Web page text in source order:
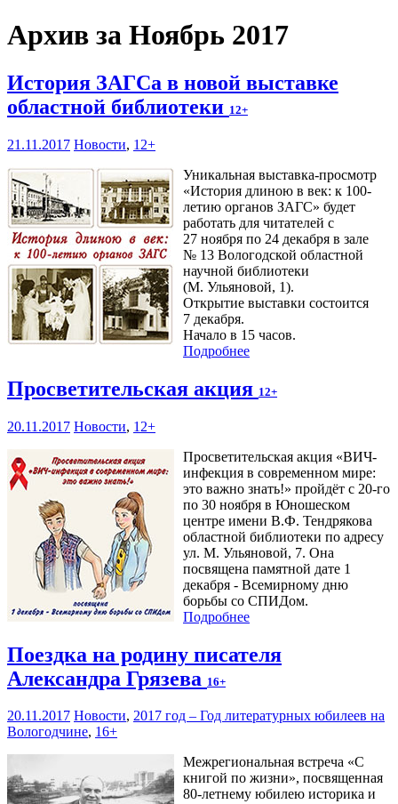
Архив за Ноябрь 2017
История ЗАГСа в новой выставке
областной библиотеки 12+
21.11.2017 Новости, 12+
Уникальная выставка-просмотр
«История длиною в век: к 100-
летию органов ЗАГС» будет
работать для читателей с
27 ноября по 24 декабря в зале
№ 13 Вологодской областной
научной библиотеки
(М. Ульяновой, 1).
Открытие выставки состоится
7 декабря.
Начало в 15 часов.
Подробнее
Просветительская акция 12+
20.11.2017 Новости, 12+
Просветительская акция «ВИЧ-
инфекция в современном мире:
это важно знать!» пройдёт с 20-го
по 30 ноября в Юношеском
центре имени В.Ф. Тендрякова
областной библиотеки по адресу
ул. М. Ульяновой, 7. Она
посвящена памятной дате 1
декабря - Всемирному дню
борьбы со СПИДом.
Подробнее
Поездка на родину писателя
Александра Грязева 16+
20.11.2017 Новости, 2017 год – Год литературных юбилеев на
Вологодчине, 16+
Межрегиональная встреча «С
книгой по жизни», посвященная
80-летнему юбилею историка и